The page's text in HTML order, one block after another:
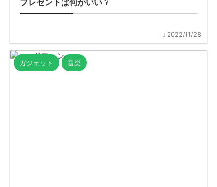
プレゼントは何がいい？
2022/11/28
ガジェット 音楽